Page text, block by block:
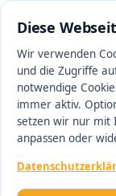
Diese
Wir verwenden
und die Zugriffe
notwendige
immer aktiv.
setzen wir nur mit
anpassen oder